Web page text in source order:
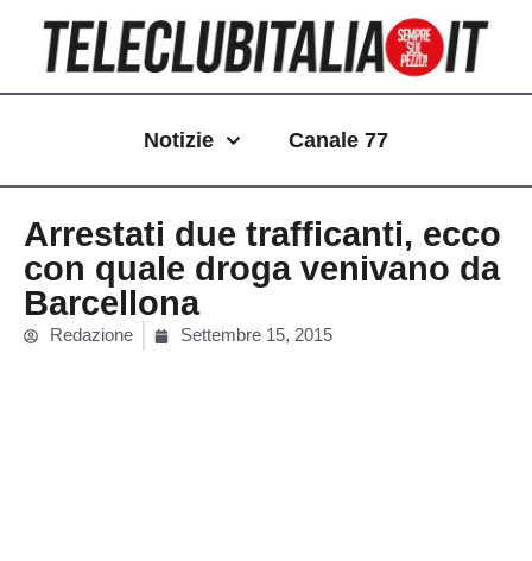
contenuto
Notizie Canale 77
Arrestati due trafficanti, ecco
con quale droga venivano da
Barcellona
Redazione Settembre 15, 2015